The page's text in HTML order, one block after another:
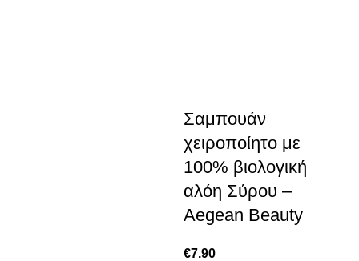
Σαμπουάν
χειροποίητο με
100% βιολογική
αλόη Σύρου –
Aegean Beauty
€7.90